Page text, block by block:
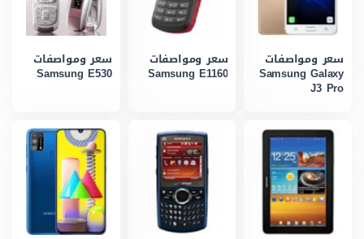
سعر ومواصفات
Samsung Galaxy
J3 Pro
سعر ومواصفات
Samsung E1160
سعر ومواصفات
Samsung E530